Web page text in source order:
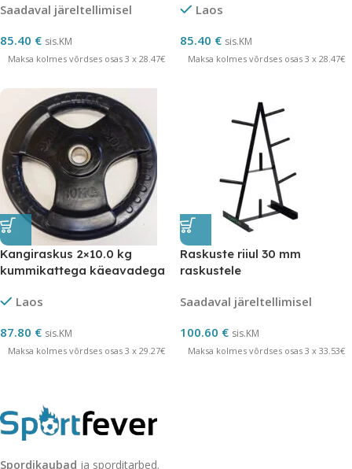
Saadaval järeltellimisel
85.40 € sis.KM
Maksa kolmes võrdses osas 3 x 28.47€
Laos
85.40 € sis.KM
Maksa kolmes võrdses osas 3 x 28.47€
Kangiraskus 2×10.0 kg
kummikattega käeavadega
Laos
87.80 € sis.KM
Maksa kolmes võrdses osas 3 x 29.27€
Raskuste riiul 30 mm
raskustele
Saadaval järeltellimisel
100.60 € sis.KM
Maksa kolmes võrdses osas 3 x 33.53€
Spordikaubad ja sporditarbed.